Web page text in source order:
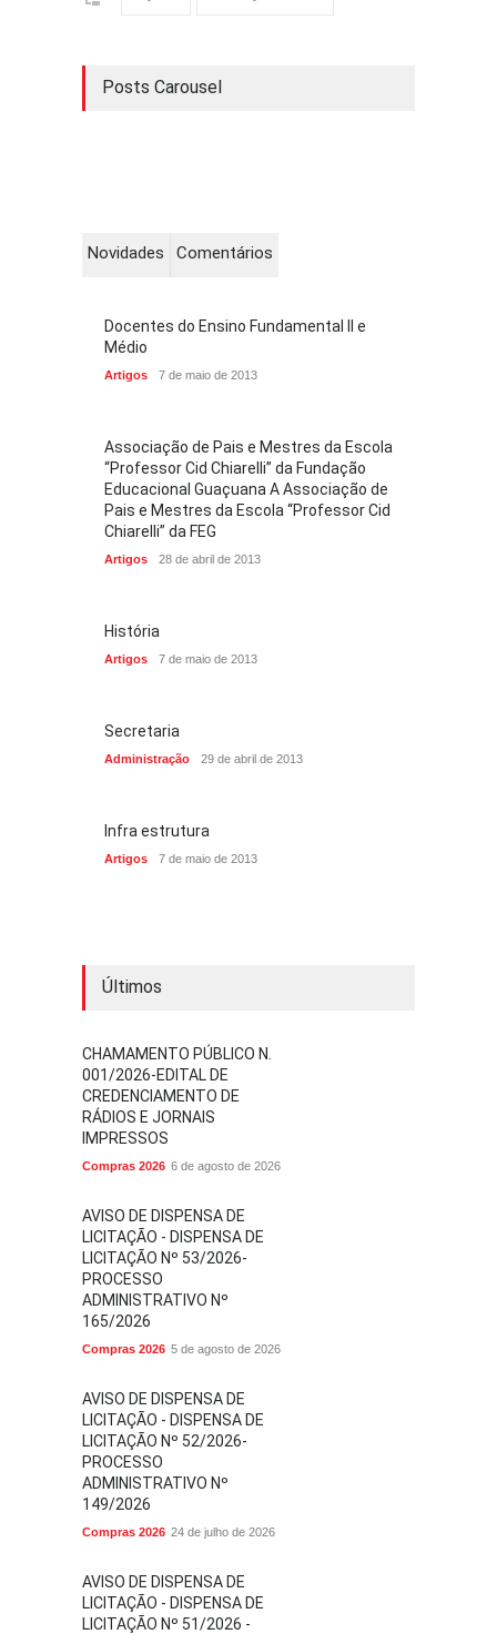
Posts Carousel
Novidades Comentários
Docentes do Ensino Fundamental II e
Médio
Artigos 7 de maio de 2013
Associação de Pais e Mestres da Escola
“Professor Cid Chiarelli” da Fundação
Educacional Guaçuana A Associação de
Pais e Mestres da Escola “Professor Cid
Chiarelli” da FEG
Artigos 28 de abril de 2013
História
Artigos 7 de maio de 2013
Secretaria
Administração 29 de abril de 2013
Infra estrutura
Artigos 7 de maio de 2013
Últimos
CHAMAMENTO PÚBLICO N.
001/2026-EDITAL DE
CREDENCIAMENTO DE
RÁDIOS E JORNAIS
IMPRESSOS
Compras 2026 6 de agosto de 2026
AVISO DE DISPENSA DE
LICITAÇÃO - DISPENSA DE
LICITAÇÃO Nº 53/2026-
PROCESSO
ADMINISTRATIVO Nº
165/2026
Compras 2026 5 de agosto de 2026
AVISO DE DISPENSA DE
LICITAÇÃO - DISPENSA DE
LICITAÇÃO Nº 52/2026-
PROCESSO
ADMINISTRATIVO Nº
149/2026
Compras 2026 24 de julho de 2026
AVISO DE DISPENSA DE
LICITAÇÃO - DISPENSA DE
LICITAÇÃO Nº 51/2026 -